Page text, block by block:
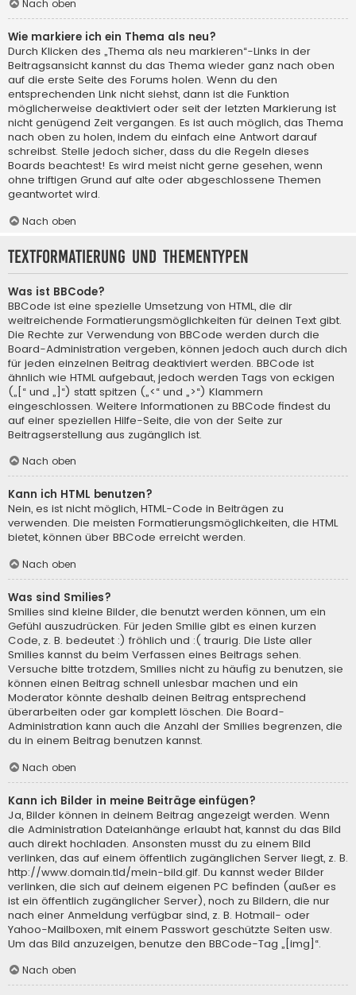
Nach oben
Wie markiere ich ein Thema als neu?
Durch Klicken des „Thema als neu markieren“-Links in der
Beitragsansicht kannst du das Thema wieder ganz nach oben
auf die erste Seite des Forums holen. Wenn du den
entsprechenden Link nicht siehst, dann ist die Funktion
möglicherweise deaktiviert oder seit der letzten Markierung ist
nicht genügend Zeit vergangen. Es ist auch möglich, das Thema
nach oben zu holen, indem du einfach eine Antwort darauf
schreibst. Stelle jedoch sicher, dass du die Regeln dieses
Boards beachtest! Es wird meist nicht gerne gesehen, wenn
ohne triftigen Grund auf alte oder abgeschlossene Themen
geantwortet wird.
Nach oben
Textformatierung und Thementypen
Was ist BBCode?
BBCode ist eine spezielle Umsetzung von HTML, die dir
weitreichende Formatierungsmöglichkeiten für deinen Text gibt.
Die Rechte zur Verwendung von BBCode werden durch die
Board-Administration vergeben, können jedoch auch durch dich
für jeden einzelnen Beitrag deaktiviert werden. BBCode ist
ähnlich wie HTML aufgebaut, jedoch werden Tags von eckigen
(„[“ und „]“) statt spitzen („<“ und „>“) Klammern
eingeschlossen. Weitere Informationen zu BBCode findest du
auf einer speziellen Hilfe-Seite, die von der Seite zur
Beitragserstellung aus zugänglich ist.
Nach oben
Kann ich HTML benutzen?
Nein, es ist nicht möglich, HTML-Code in Beiträgen zu
verwenden. Die meisten Formatierungsmöglichkeiten, die HTML
bietet, können über BBCode erreicht werden.
Nach oben
Was sind Smilies?
Smilies sind kleine Bilder, die benutzt werden können, um ein
Gefühl auszudrücken. Für jeden Smilie gibt es einen kurzen
Code, z. B. bedeutet :) fröhlich und :( traurig. Die Liste aller
Smilies kannst du beim Verfassen eines Beitrags sehen.
Versuche bitte trotzdem, Smilies nicht zu häufig zu benutzen, sie
können einen Beitrag schnell unlesbar machen und ein
Moderator könnte deshalb deinen Beitrag entsprechend
überarbeiten oder gar komplett löschen. Die Board-
Administration kann auch die Anzahl der Smilies begrenzen, die
du in einem Beitrag benutzen kannst.
Nach oben
Kann ich Bilder in meine Beiträge einfügen?
Ja, Bilder können in deinem Beitrag angezeigt werden. Wenn
die Administration Dateianhänge erlaubt hat, kannst du das Bild
auch direkt hochladen. Ansonsten musst du zu einem Bild
verlinken, das auf einem öffentlich zugänglichen Server liegt, z. B.
http://www.domain.tld/mein-bild.gif. Du kannst weder Bilder
verlinken, die sich auf deinem eigenen PC befinden (außer es
ist ein öffentlich zugänglicher Server), noch zu Bildern, die nur
nach einer Anmeldung verfügbar sind, z. B. Hotmail- oder
Yahoo-Mailboxen, mit einem Passwort geschützte Seiten usw.
Um das Bild anzuzeigen, benutze den BBCode-Tag „[img]“.
Nach oben